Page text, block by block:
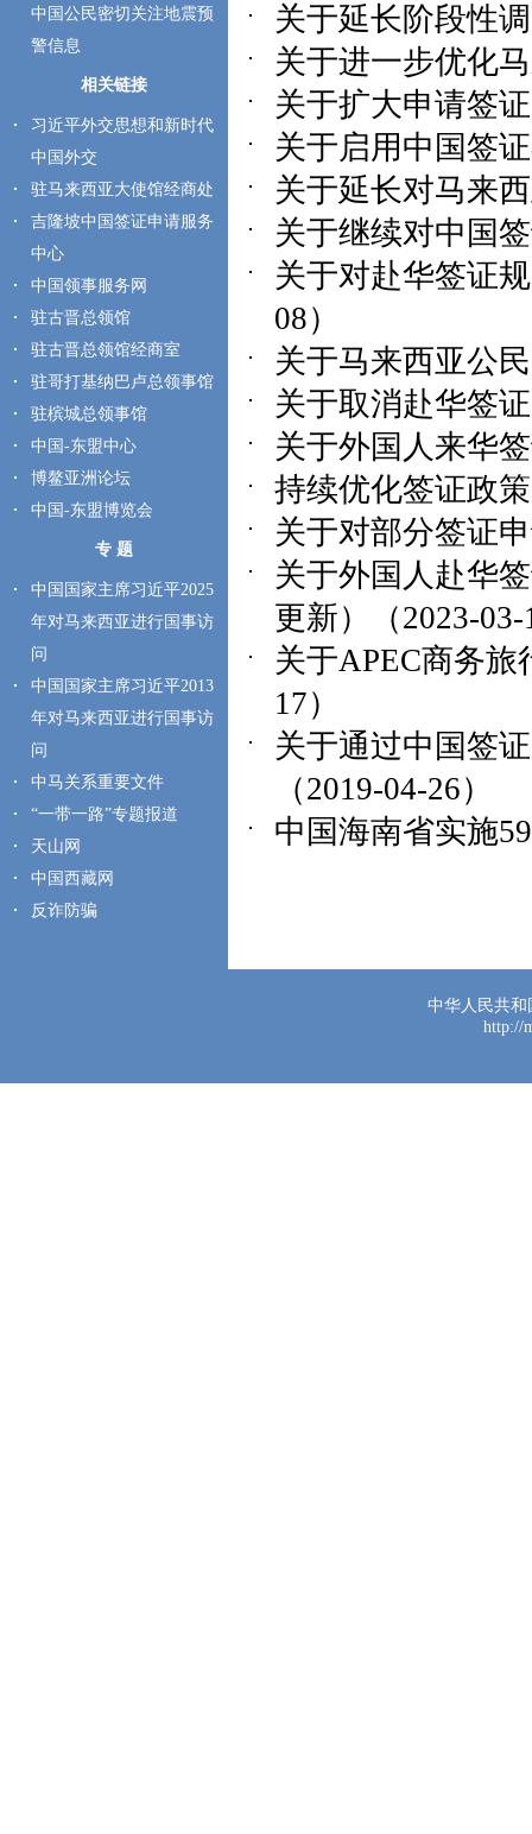
中国公民密切关注地震预
警信息
相关链接
习近平外交思想和新时代
中国外交
驻马来西亚大使馆经商处
吉隆坡中国签证申请服务
中心
中国领事服务网
驻古晋总领馆
驻古晋总领馆经商室
驻哥打基纳巴卢总领事馆
驻槟城总领事馆
中国-东盟中心
博鳌亚洲论坛
中国-东盟博览会
专 题
中国国家主席习近平2025
年对马来西亚进行国事访
问
中国国家主席习近平2013
年对马来西亚进行国事访
问
中马关系重要文件
“一带一路”专题报道
天山网
中国西藏网
反诈防骗
关于延长阶段性
关于进一步优化
关于扩大申请签
关于启用中国签
关于延长对马来
关于继续对中国
关于对赴华签证
08）
关于马来西亚公
关于取消赴华签
关于外国人来华
持续优化签证政
关于对部分签证
关于外国人赴华
更新）（2023-03-
关于APEC商务
17）
关于通过中国签
（2019-04-26）
中国海南省实施
中华人民共
http://